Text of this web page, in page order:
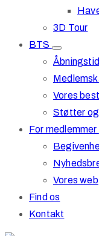
3D Tour
BTS
Vores
Støtter
For medlemmer
Vores web
Find os
Kontakt